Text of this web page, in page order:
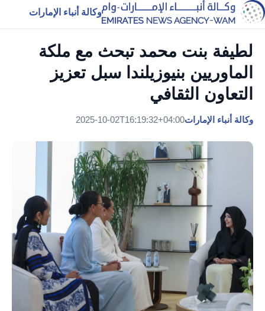
وكالة أنباء الإمارات
لطيفة بنت محمد تبحث مع ملكة
الماوريين بنيوزيلندا سبل تعزيز
التعاون الثقافي
وكالة أنباء الإمارات2025-10-02T16:19:32+04:00